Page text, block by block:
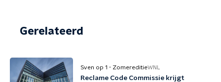
Gerelateerd
Sven op 1 - ZomereditieWNL
Reclame Code Commissie krijgt